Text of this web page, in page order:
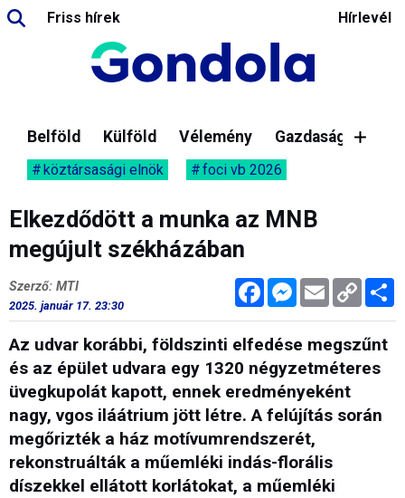
Friss hírek Hírlevél
Belföld Külföld Vélemény Gazdaság
köztársasági elnök foci vb 2026
Elkezdődött a munka az MNB
megújult székházában
FacebookMessenger
Email Copy
Link
Szerző: MTI
2025. január 17. 23:30
Az udvar korábbi, földszinti elfedése megszűnt
és az épület udvara egy 1320 négyzetméteres
üvegkupolát kapott, ennek eredményeként
nagy, vgos iláátrium jött létre. A felújítás során
megőrizték a ház motívumrendszerét,
rekonstruálták a műemléki indás-florális
díszekkel ellátott korlátokat, a műemléki